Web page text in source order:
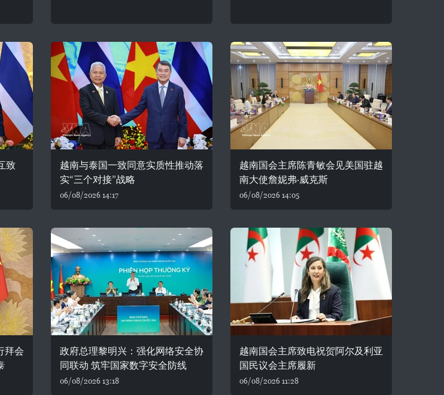
致
越南与泰国一致同意实质性推动落
实“三个对接”战略
06/08/2026 14:17
越南国会主席陈青敏会见美国驻越
南大使詹妮弗·威克斯
06/08/2026 14:05
拜会
政府总理黎明兴：强化网络安全协
同联动 筑牢国家数字安全防线
06/08/2026 13:18
越南国会主席致电祝贺阿尔及利亚
国民议会主席履新
06/08/2026 11:28